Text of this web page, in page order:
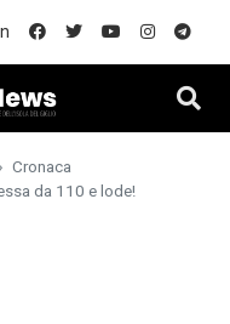
Cronaca
da 110 e lode!